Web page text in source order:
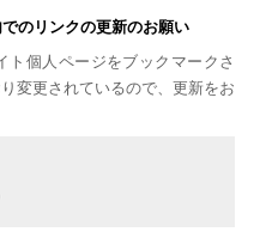
のリンクの更新のお願い
個人ページをブックマークさ
変更されているので、更新をお